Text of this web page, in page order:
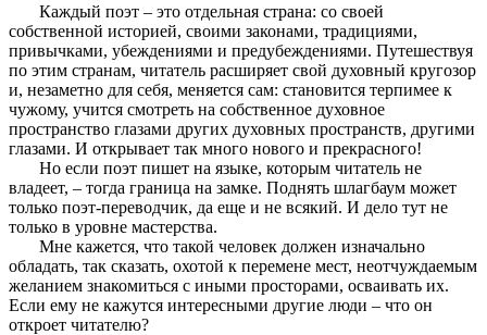
Каждый поэт – это отдельная страна: со своей
собственной историей, своими законами, традициями,
привычками, убеждениями и предубеждениями. Путешествуя
по этим странам, читатель расширяет свой духовный кругозор
и, незаметно для себя, меняется сам: становится терпимее к
чужому, учится смотреть на собственное духовное
пространство глазами других духовных пространств, другими
глазами. И открывает так много нового и прекрасного!
Но если поэт пишет на языке, которым читатель не
владеет, – тогда граница на замке. Поднять шлагбаум может
только поэт-переводчик, да еще и не всякий. И дело тут не
только в уровне мастерства.
Мне кажется, что такой человек должен изначально
обладать, так сказать, охотой к перемене мест, неотчуждаемым
желанием знакомиться с иными просторами, осваивать их.
Если ему не кажутся интересными другие люди – что он
откроет читателю?